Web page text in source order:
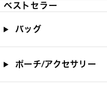
ベストセラー
バッグ
ポーチ/アクセサリー